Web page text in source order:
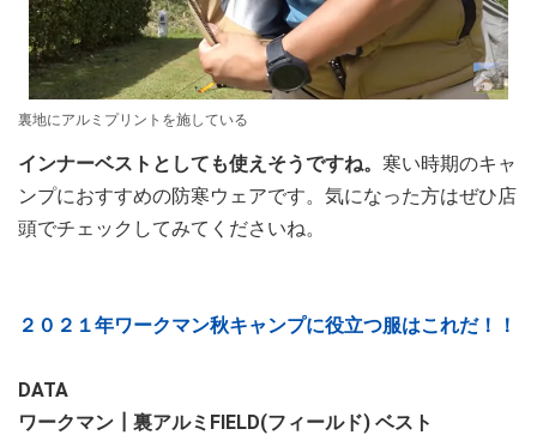
裏地にアルミプリントを施している
インナーベストとしても使えそうですね。 寒い時期のキャ
ンプにおすすめの防寒ウェアです。気になった方はぜひ店
頭でチェックしてみてくださいね。
２０２１年ワークマン秋キャンプに役立つ服はこれだ！！
DATA
ワークマン┃裏アルミFIELD(フィールド) ベスト